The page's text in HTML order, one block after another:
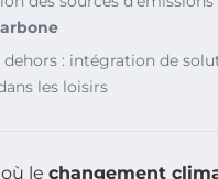
dehors : intégration de
les loisirs
le changement